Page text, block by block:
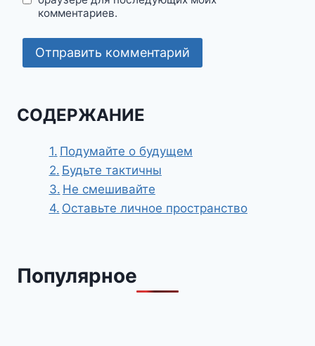
комментариев.
СОДЕРЖАНИЕ
Подумайте о будущем
Будьте тактичны
Не смешивайте
Оставьте личное пространство
Популярное